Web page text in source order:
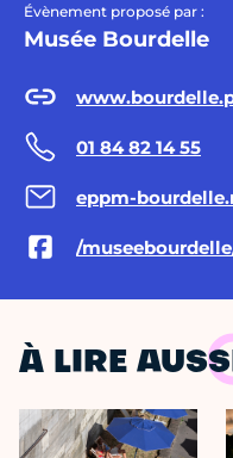
Évènement proposé par :
Musée Bourdelle
01 84 82 14 55
eppm-
/
À LIRE